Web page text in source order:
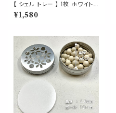
【 シェル トレー 】 1枚 ホワイト
貝 貝殻 海 ハワイ 器 食器 お皿
小皿 豆皿 醤油皿 フルーツ皿 香
ー トレイ トレイ インテリア キッ
チン 卓上 磁器 雑貨 西海岸風
北欧
¥1,580